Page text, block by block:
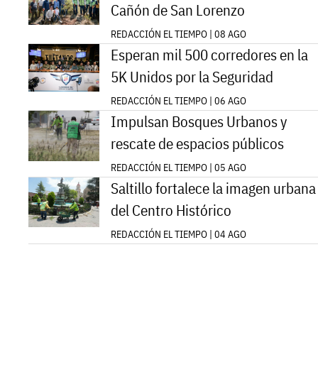
Cañón de San Lorenzo
REDACCIÓN EL TIEMPO | 08 AGO
Esperan mil 500 corredores en la
5K Unidos por la Seguridad
REDACCIÓN EL TIEMPO | 06 AGO
Impulsan Bosques Urbanos y
rescate de espacios públicos
REDACCIÓN EL TIEMPO | 05 AGO
Saltillo fortalece la imagen urbana
del Centro Histórico
REDACCIÓN EL TIEMPO | 04 AGO